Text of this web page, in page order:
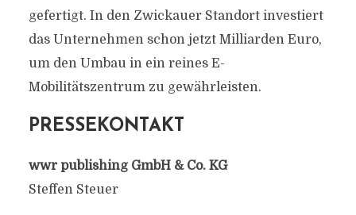
gefertigt. In den Zwickauer Standort investiert
das Unternehmen schon jetzt Milliarden Euro,
um den Umbau in ein reines E-
Mobilitätszentrum zu gewährleisten.
PRESSEKONTAKT
wwr publishing GmbH & Co. KG
Steffen Steuer